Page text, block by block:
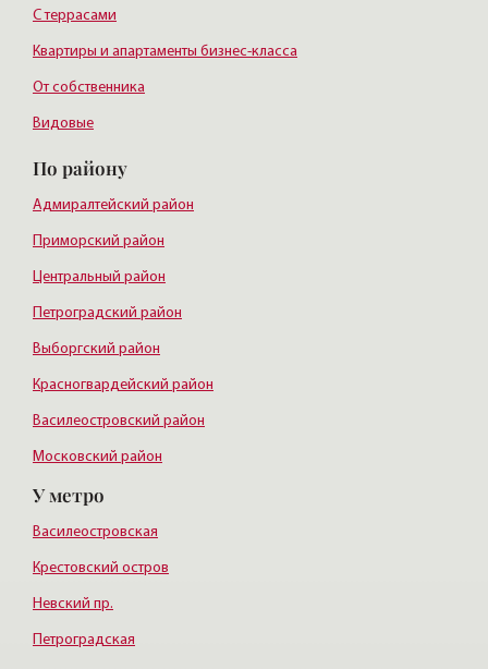
С террасами
Квартиры и апартаменты бизнес-класса
От собственника
Видовые
По району
Адмиралтейский район
Приморский район
Центральный район
Петроградский район
Выборгский район
Красногвардейский район
Василеостровский район
Московский район
Курортный район
У метро
Василеостровская
Крестовский остров
Невский пр.
Петроградская